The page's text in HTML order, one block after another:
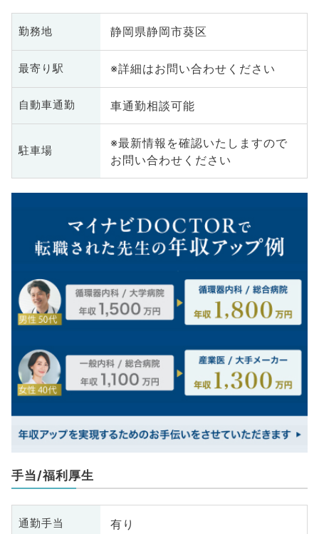
勤務地 静岡県静岡市葵区
最寄り駅 ※詳細はお問い合わせください
自動車通勤 車通勤相談可能
駐車場
※最新情報を確認いたしますので
お問い合わせください
手当/福利厚生
通勤手当 有り